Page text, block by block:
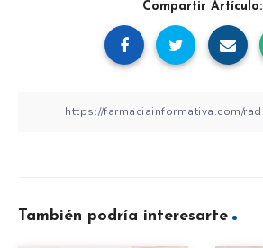
Compartir Artículo:
También podría interesarte